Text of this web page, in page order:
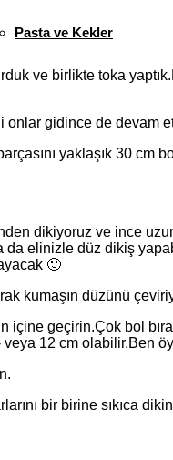
Pasta ve Kekler
ve birlikte toka
onlar gidince de
yaklaşık 30
dikiyoruz ve ince
da elinizle düz dikiş
🙂
kumaşın düzünü
içine geçirin.Çok bol
12 cm olabilir.Ben
bir birine sıkıca